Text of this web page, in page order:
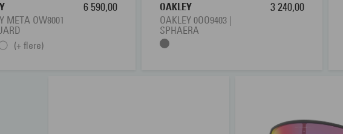
META OW8001
6 590,00
(+ flere)
OAKLEY
OAKLEY 0OO9403 |
SPHAERA
3 240,00